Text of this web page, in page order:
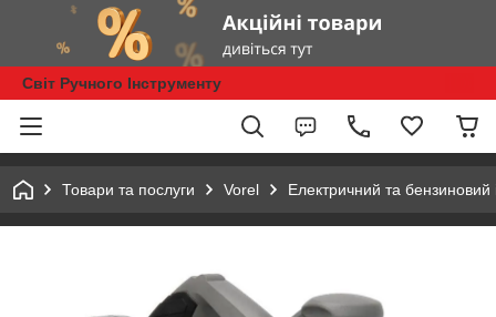
Світ Ручного Інструменту
Товари та послуги Vorel Електричний та бензиновий